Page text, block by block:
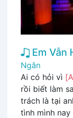
Em Vẫn
Ngân
Ai có hỏi vì
rồi biết làm
trách là tại
tình mình nay